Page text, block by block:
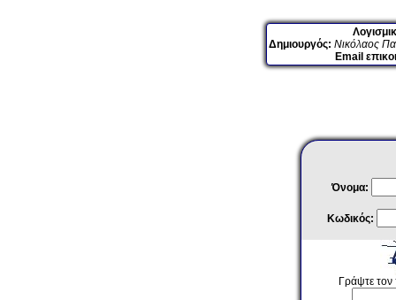
Δημιουργός: Νικόλαος
Email
Όνομα:
Κωδικός:
Γράψτε